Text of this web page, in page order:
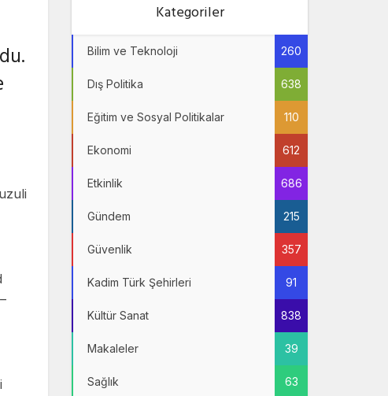
Kategoriler
Bilim ve Teknoloji 260
Dış Politika 638
Eğitim ve Sosyal Politikalar 110
Ekonomi 612
Etkinlik 686
Gündem 215
Güvenlik 357
Kadim Türk Şehirleri 91
Kültür Sanat 838
Makaleler 39
Sağlık 63